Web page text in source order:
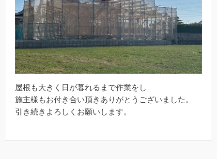
屋根も大きく日が暮れるまで作業をし
施主様もお付き合い頂きありがとうございました。
引き続きよろしくお願いします。